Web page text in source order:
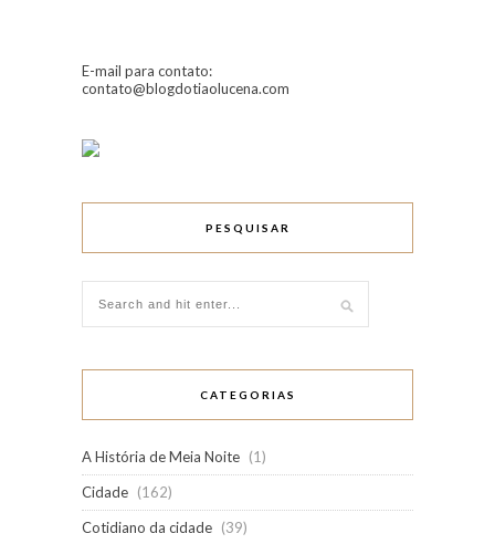
E-mail para contato:
contato@blogdotiaolucena.com
PESQUISAR
CATEGORIAS
A História de Meia Noite (1)
Cidade (162)
Cotidiano da cidade (39)